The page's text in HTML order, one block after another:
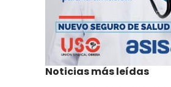
Noticias más leídas